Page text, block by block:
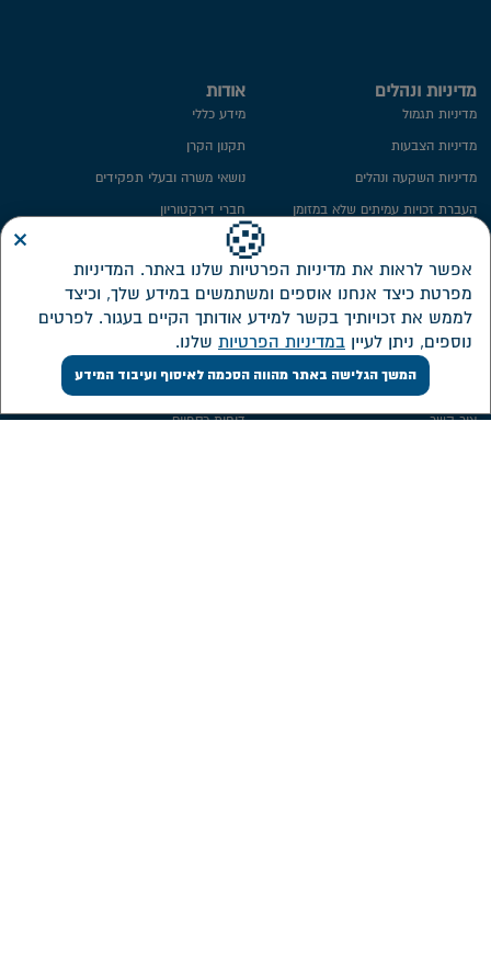
אודות
מידע כללי
תקנון הקרן
נושאי משרה ובעלי תפקידים
חברי דירקטוריון
ועדת השקעות
ועדת הביקורת
ממונה על פניות הציבור
מבנה אחזקות
אזור אישי דירקטורים ונושאי משרה
מדיניות ונהלים
מדיניות תגמול
מדיניות הצבעות
מדיניות השקעה ונהלים
העברת זכויות עמיתים שלא במזומן
מידע סטטיסטי
מדיניות פרטיות​
השקעות
דוחות כספיים
שירות לקוחות
צור קשר
🍪
אפשר לראות את מדיניות הפרטיות שלנו באתר. המדיניות
מפרטת כיצד אנחנו אוספים ומשתמשים במידע שלך, וכיצד
לממש את זכויותיך בקשר למידע אודותך הקיים בעגור. לפרטים
נוספים, ניתן לעיין במדיניות הפרטיות שלנו.
המשך הגלישה באתר מהווה הסכמה לאיסוף ועיבוד המידע
×